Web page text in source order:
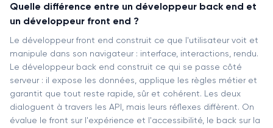
Quelle différence entre un développeur back end et
un développeur front end ?
Le développeur front end construit ce que l'utilisateur voit et
manipule dans son navigateur : interface, interactions, rendu.
Le développeur back end construit ce qui se passe côté
serveur : il expose les données, applique les règles métier et
garantit que tout reste rapide, sûr et cohérent. Les deux
dialoguent à travers les API, mais leurs réflexes diffèrent. On
évalue le front sur l'expérience et l'accessibilité, le back sur la